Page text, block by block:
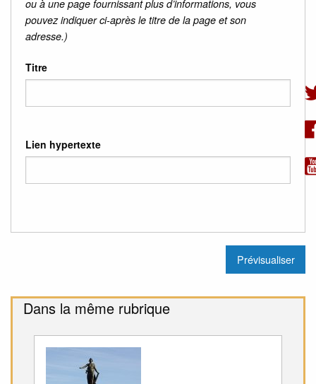
ou à une page fournissant plus d’informations, vous
pouvez indiquer ci-après le titre de la page et son
adresse.)
Titre
Lien hypertexte
Dans la même rubrique